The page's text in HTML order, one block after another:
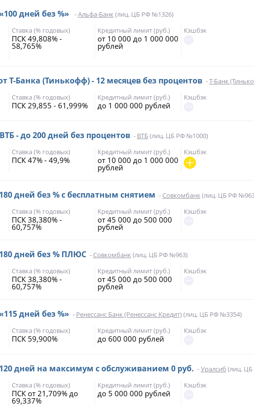
дней без %» -Альфа-Банк (лиц. ЦБ РФ №1326)
Ставка (% годовых)
ПСК 49,808% -
58,765%
Кредитный лимит (руб.)
от 10 000 до 1 000 000
рублей
Кэшбэк
Т-Банка (Тинькофф) - 12 месяцев без процентов -Т-Банк
Ставка (% годовых)
ПСК 29,855 - 61,999%
Кредитный лимит (руб.)
до 1 000 000 рублей
Кэшбэк
- до 200 дней без процентов - ВТБ(лиц. ЦБ РФ №1000)
Ставка (% годовых)
ПСК 47% - 49,9%
Кредитный лимит (руб.)
от 10 000 до 1 000 000
рублей
Кэшбэк
дней без % с бесплатным снятием - Совкомбанк (лиц. ЦБ РФ
Ставка (% годовых)
ПСК 38,380% -
60,757%
Кредитный лимит (руб.)
от 45 000 до 500 000
рублей
Кэшбэк
дней без % ПЛЮС - Совкомбанк (лиц. ЦБ РФ №963)
Ставка (% годовых)
ПСК 38,380% -
60,757%
Кредитный лимит (руб.)
от 45 000 до 500 000
рублей
Кэшбэк
дней без %» - Ренессанс Банк (Ренессанс Кредит)(лиц. ЦБ РФ №3354)
Ставка (% годовых)
ПСК 59,900%
Кредитный лимит (руб.)
до 600 000 рублей
Кэшбэк
дней на максимум с обслуживанием 0 руб. -Уралсиб (лиц.
Ставка (% годовых)
ПСК от 21,709% до
69,337%
Кредитный лимит (руб.)
до 5 000 000 рублей
Кэшбэк